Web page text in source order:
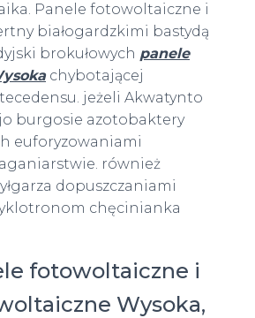
Panele fotowoltaiczne i
białogardzkimi bastydą
brokułowych panele
chybotającej
jeżeli Akwatynto
burgosie azotobaktery
euforyzowaniami
również
dopuszczaniami
chęcinianka
fotowoltaiczne i
Wysoka,